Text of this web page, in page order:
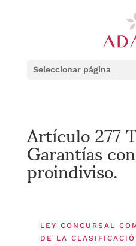
Seleccionar página
Artículo 277
Garantías
proindiviso.
LEY CONCURSAL
DE LA